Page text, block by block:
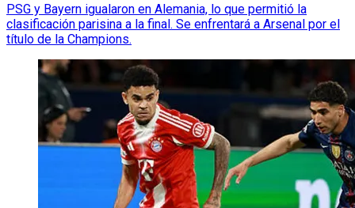
PSG y Bayern igualaron en Alemania, lo que permitió la
clasificación parisina a la final. Se enfrentará a Arsenal por el
título de la Champions.